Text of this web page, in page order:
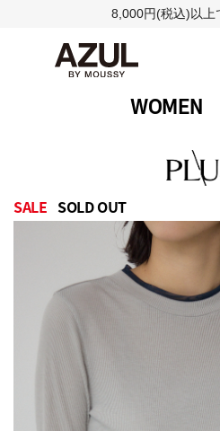
8,000円(税込)以上
WOMEN
SALE SOLD OUT